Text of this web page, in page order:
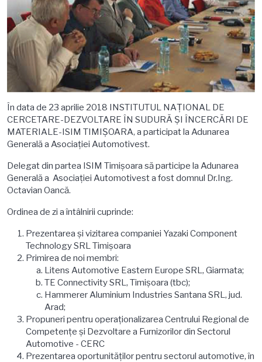
În data de 23 aprilie 2018 INSTITUTUL NAȚIONAL DE
CERCETARE-DEZVOLTARE ÎN SUDURĂ ȘI ÎNCERCĂRI DE
MATERIALE-ISIM TIMIȘOARA, a participat la Adunarea
Generală a Asociaţiei Automotivest.
Delegat din partea ISIM Timișoara să participe la Adunarea
Generală a Asociaţiei Automotivest a fost domnul Dr.Ing.
Octavian Oancă.
Ordinea de zi a întâlnirii cuprinde:
Prezentarea și vizitarea companiei Yazaki Component
Technology SRL Timișoara
Primirea de noi membri:
Litens Automotive Eastern Europe SRL, Giarmata;
TE Connectivity SRL, Timișoara (tbc);
Hammerer Aluminium Industries Santana SRL, jud.
Arad;
Propuneri pentru operaționalizarea Centrului Regional de
Competenţe şi Dezvoltare a Furnizorilor din Sectorul
Automotive - CERC
Prezentarea oportunităţilor pentru sectorul automotive, în